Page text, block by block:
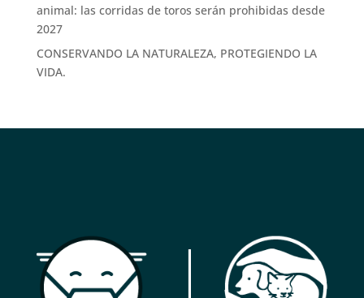
animal: las corridas de toros serán prohibidas desde
2027
CONSERVANDO LA NATURALEZA, PROTEGIENDO LA
VIDA.